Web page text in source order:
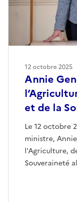
Annie
et de la
Le 12 octobre
ministre,
l'Agriculture,
Souveraineté
12 octobre 2025